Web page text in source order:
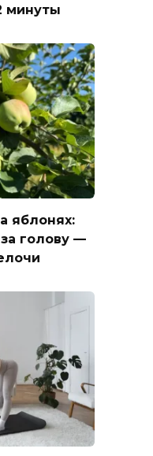
минуты
яблонях:
голову —